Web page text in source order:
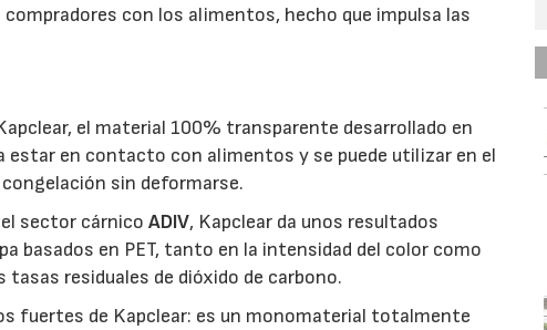
con los alimentos, hecho que impulsa las
el material 100% transparente desarrollado en
en contacto con alimentos y se puede utilizar en el
sin deformarse.
el sector cárnicoADIV, Kapclear da unos resultados
basados en PET, tanto en la intensidad del color como
residuales de dióxido de carbono.
fuertes de Kapclear: es un monomaterial totalmente